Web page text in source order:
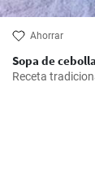
Ahorrar
Sopa de
Receta